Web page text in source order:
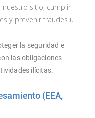
sitio, cumplir
y prevenir fraudes u
la seguridad e
las obligaciones
ilícitas.
(EEA,